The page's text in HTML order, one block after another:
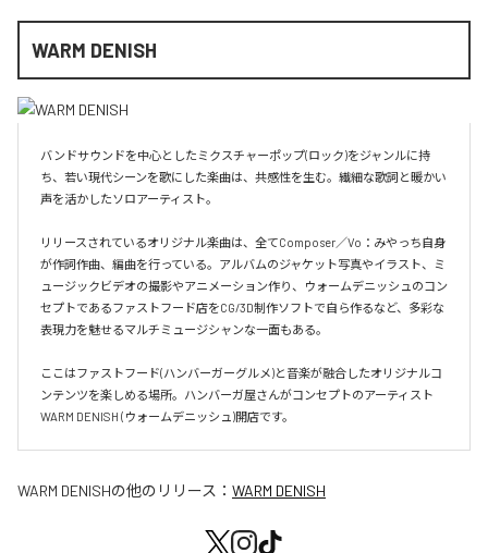
WARM DENISH
バンドサウンドを中心としたミクスチャーポップ(ロック)をジャンルに持
ち、若い現代シーンを歌にした楽曲は、共感性を生む。繊細な歌詞と暖かい
声を活かしたソロアーティスト。
リリースされているオリジナル楽曲は、全てComposer／Vo：みやっち自身
が作詞作曲、編曲を行っている。アルバムのジャケット写真やイラスト、ミ
ュージックビデオの撮影やアニメーション作り、ウォームデニッシュのコン
セプトであるファストフード店をCG/3D制作ソフトで自ら作るなど、多彩な
表現力を魅せるマルチミュージシャンな一面もある。
ここはファストフード(ハンバーガーグルメ)と音楽が融合したオリジナルコ
ンテンツを楽しめる場所。ハンバーガ屋さんがコンセプトのアーティスト
WARM DENISH (ウォームデニッシュ)開店です。
WARM DENISHの他のリリース： WARM DENISH